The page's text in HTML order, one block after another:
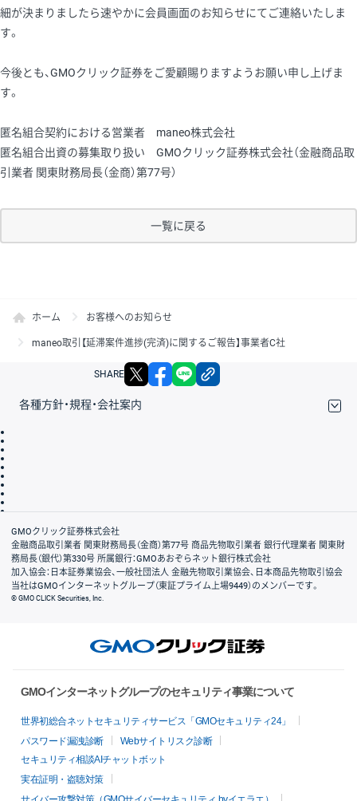
細が決まりましたら速やかに会員画面のお知らせにてご連絡いたしま
す。
今後とも、GMOクリック証券をご愛顧賜りますようお願い申し上げま
す。
匿名組合契約における営業者 maneo株式会社
匿名組合出資の募集取り扱い GMOクリック証券株式会社（金融商品取
引業者 関東財務局長（金商）第77号）
一覧に戻る
ホーム お客様へのお知らせ
maneo取引【延滞案件進捗(完済)に関するご報告】事業者C社
SHARE X facebook
各種方針・規程・会社案内
会社案内
GMOクリック証券株式会社
金融商品取引業者 関東財務局長（金商）第77号 商品先物取引業者 銀行代理業者 関東財
務局長（銀代）第330号 所属銀行：GMOあおぞらネット銀行株式会社
加入協会：日本証券業協会、一般社団法人 金融先物取引業協会、日本商品先物取引協会
当社はGMOインターネットグループ（東証プライム上場9449）のメンバーです。
© GMO CLICK Securities, Inc.
GMOインターネットグループのセキュリティ事業について
世界初総合ネットセキュリティサービス「GMOセキュリティ24」
パスワード漏洩診断
Webサイトリスク診断
セキュリティ相談AIチャットボット
実在証明・盗聴対策